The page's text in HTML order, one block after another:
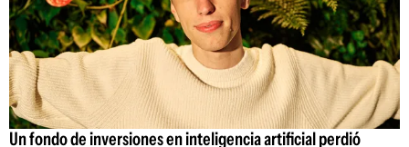
Un fondo de inversiones en inteligencia artificial perdió